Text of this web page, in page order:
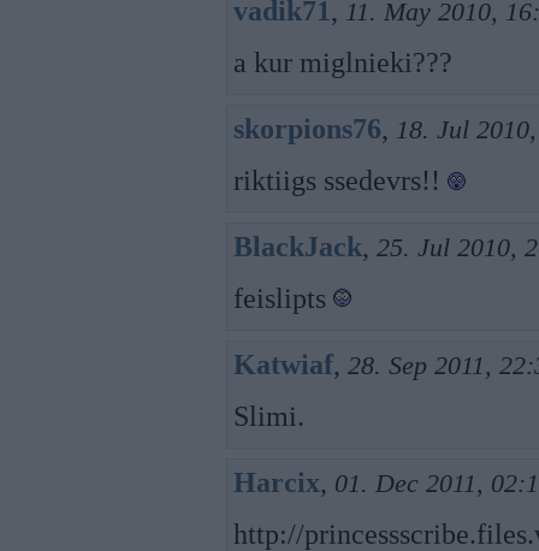
vadik71 , 11. May 2010,
a kur miglnieki???
skorpions76, 18. Jul
riktiigs ssedevrs!!
BlackJack, 25. Jul 2010,
feislipts
Katwiaf, 28. Sep 2011,
Slimi.
Harcix, 01. Dec 2011,
http://